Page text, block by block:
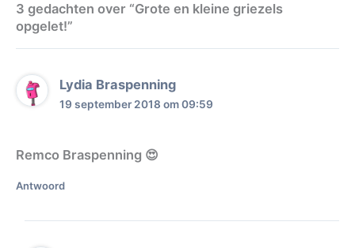
3 gedachten over “Grote en kleine griezels
opgelet!”
Lydia Braspenning
19 september 2018 om 09:59
Remco Braspenning 😍
Antwoord